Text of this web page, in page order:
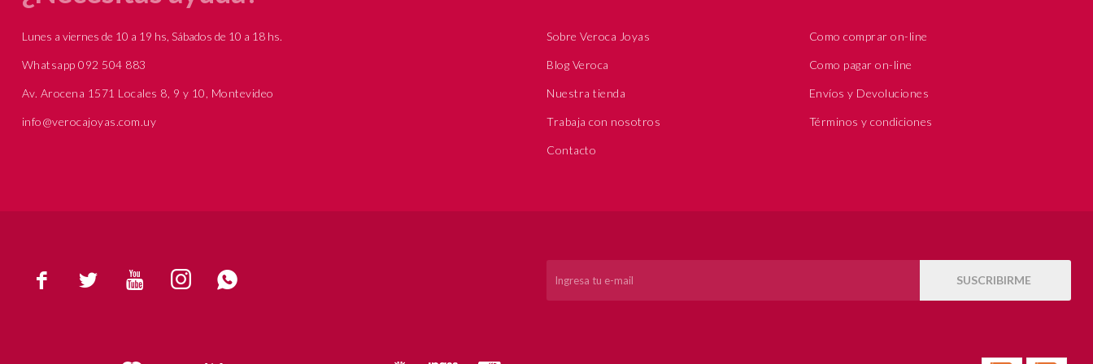
     SUSCRIBIRME
Lunes a viernes de 10 a 19 hs, Sábados de 10 a 18 hs.
Whatsapp 092 504 883
Av. Arocena 1571 Locales 8, 9 y 10, Montevideo
info@verocajoyas.com.uy
Sobre Veroca Joyas
Blog Veroca
Nuestra tienda
Trabaja con nosotros
Contacto
Como comprar on-line
Como pagar on-line
Envíos y Devoluciones
Términos y condiciones